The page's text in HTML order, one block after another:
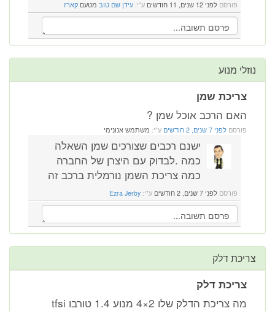
פורסם לפני 12 שנים, 11 חודשים ע"י: עידן שם טוב מטעם קארז
נוזלי מנוע
צריכת שמן
האם הרכב אוכל שמן ?
פורסם לפני 7 שנים, 2 חודשים ע"י: משתמש אנונימי
ישנם רכבים שצורכים שמן השאלה
כמה .לבדוק עם היצרן של החברה
כמה צריכת השמן נורמלית ברכב זה
פורסם לפני 7 שנים, 2 חודשים ע"י: Ezra Jerby
צריכת דלק
צריכת דלק
מה צריכת הדלק שלו 2×4 מנוע 1.4 טורבו tfsi